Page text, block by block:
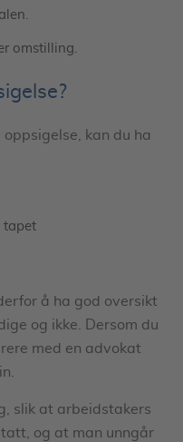
omstilling.
kan du ha
tapet
å ha god oversikt
og ikke. Dersom du
med en advokat
slik at arbeidstakers
og at man unngår